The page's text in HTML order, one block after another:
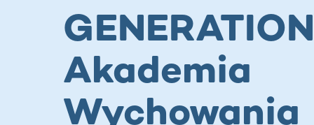
GENERATION
Akademia
Wychowania